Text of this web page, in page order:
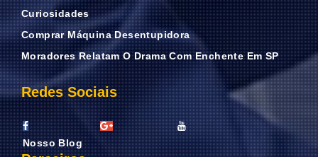
Curiosidades
Comprar Máquina Desentupidora
Moradores Relatam O Drama Com Enchente Em SP
Redes Sociais
Nosso Blog